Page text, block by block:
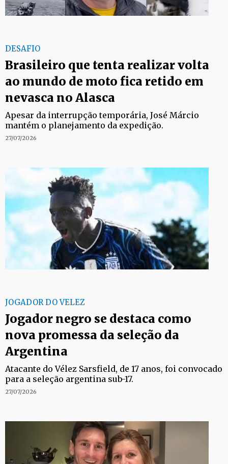
DESAFIO
Brasileiro que tenta realizar volta
ao mundo de moto fica retido em
nevasca no Alasca
Apesar da interrupção temporária, José Márcio
mantém o planejamento da expedição.
27/07/2026
JOGADOR DO VELEZ
Jogador negro se destaca como
nova promessa da seleção da
Argentina
Atacante do Vélez Sarsfield, de 17 anos, foi convocado
para a seleção argentina sub-17.
27/07/2026